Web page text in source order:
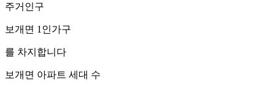
주거인구
보개면 1인가구
를 차지합니다
보개면 아파트 세대 수